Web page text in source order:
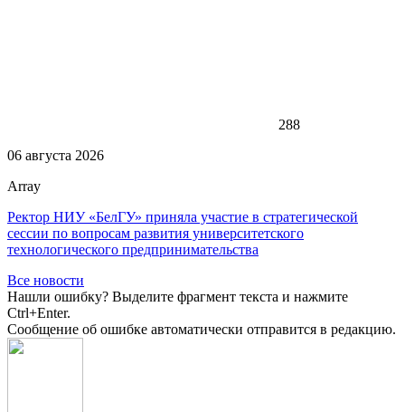
288
06 августа 2026
Array
Ректор НИУ «БелГУ» приняла участие в стратегической
сессии по вопросам развития университетского
технологического предпринимательства
Все новости
Нашли ошибку? Выделите фрагмент текста и нажмите
Ctrl+Enter.
Сообщение об ошибке автоматически отправится в редакцию.